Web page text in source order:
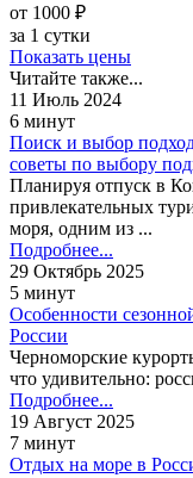
от 1000 ₽
за 1 сутки
Показать цены
Читайте также...
11 Июль 2024
6 минут
Поиск и выбор
советы по выбору
Планируя отпуск в
привлекательных
моря, одним из ...
Подробнее...
29 Октябрь 2025
5 минут
Особенности
России
Черноморские
что удивительно:
Подробнее...
19 Август 2025
7 минут
Отдых на море в